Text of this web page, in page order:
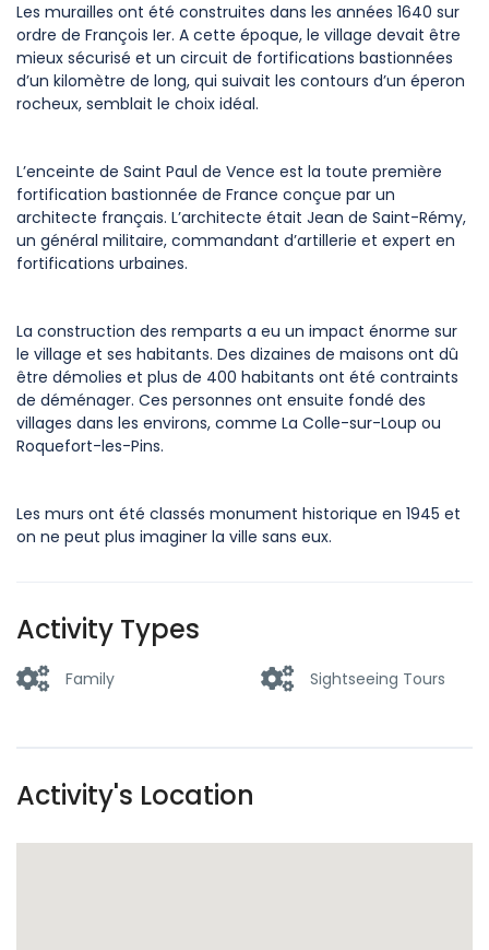
Les murailles ont été construites dans les années 1640 sur
ordre de François Ier. A cette époque, le village devait être
mieux sécurisé et un circuit de fortifications bastionnées
d’un kilomètre de long, qui suivait les contours d’un éperon
rocheux, semblait le choix idéal.
L’enceinte de Saint Paul de Vence est la toute première
fortification bastionnée de France conçue par un
architecte français. L’architecte était Jean de Saint-Rémy,
un général militaire, commandant d’artillerie et expert en
fortifications urbaines.
La construction des remparts a eu un impact énorme sur
le village et ses habitants. Des dizaines de maisons ont dû
être démolies et plus de 400 habitants ont été contraints
de déménager. Ces personnes ont ensuite fondé des
villages dans les environs, comme La Colle-sur-Loup ou
Roquefort-les-Pins.
Les murs ont été classés monument historique en 1945 et
on ne peut plus imaginer la ville sans eux.
Activity Types
Family Sightseeing Tours
Activity's Location